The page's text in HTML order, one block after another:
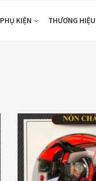
PHỤ KIỆN THƯƠNG HIỆU
(33)
(48)
(21)